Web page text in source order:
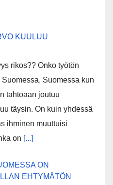
KUULUU
rikos?? Onko työtön
Suomessa kun
tahtoaan joutuu
täysin. On kuin yhdessä
ihminen muuttuisi
on [...]
ON
EHTYMÄTÖN